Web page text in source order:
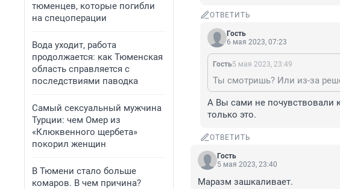
тюменцев, которые погибли
на спецоперации
Вода уходит, работа
продолжается: как Тюменская
область справляется с
последствиями паводка
Самый сексуальный мужчина
Турции: чем Омер из
«Клюквенного щербета»
покорил женщин
В Тюмени стало больше
комаров. В чем причина?
ОТВЕТИТЬ
Гость
6 мая 2023, 07:23
Гость5 мая 2023, 23:49
Ты смотришь? Или из-за
А Вы сами не почувствовали
только это.
ОТВЕТИТЬ
Гость
5 мая 2023, 23:40
Маразм зашкаливает.